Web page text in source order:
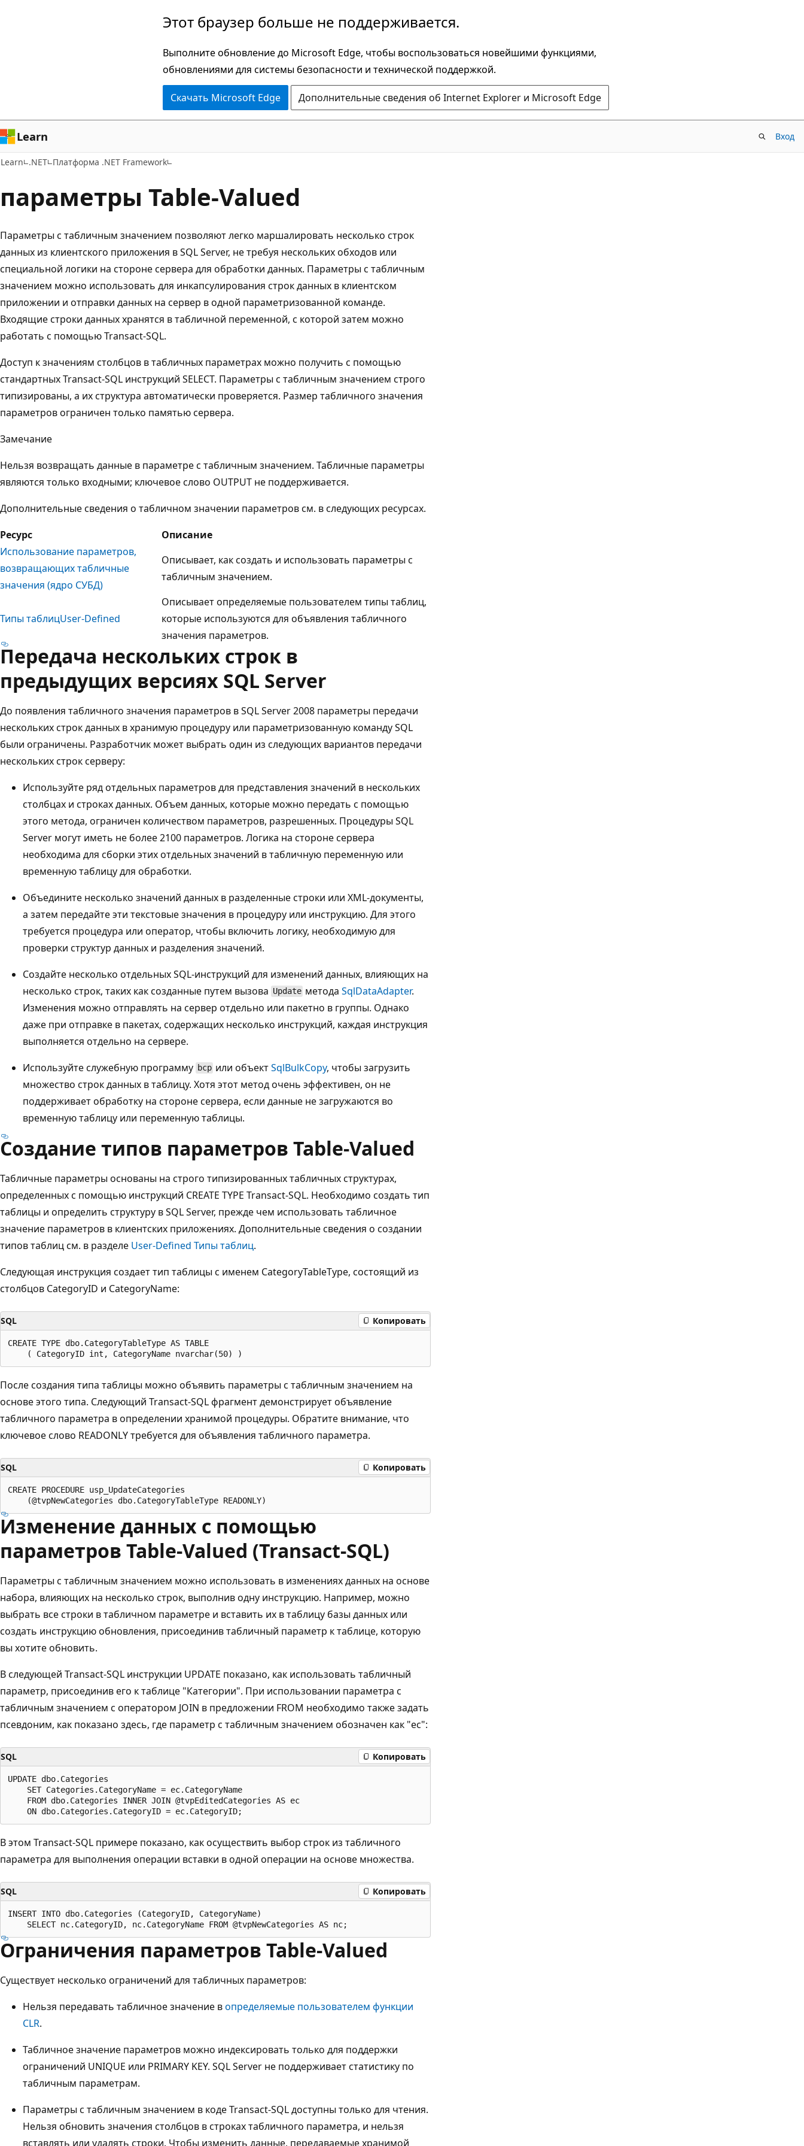
Этот браузер больше не поддерживается.
Выполните обновление до Microsoft Edge, чтобы воспользоваться новейшими функциями,
обновлениями для системы безопасности и технической поддержкой.
Скачать Microsoft Edge Дополнительные сведения об Internet Explorer и Microsoft Edge
Learn Вход
Learn .NET Платформа .NET Framework
параметры Table-Valued
Параметры с табличным значением позволяют легко маршалировать несколько строк
данных из клиентского приложения в SQL Server, не требуя нескольких обходов или
специальной логики на стороне сервера для обработки данных. Параметры с табличным
значением можно использовать для инкапсулирования строк данных в клиентском
приложении и отправки данных на сервер в одной параметризованной команде.
Входящие строки данных хранятся в табличной переменной, с которой затем можно
работать с помощью Transact-SQL.
Доступ к значениям столбцов в табличных параметрах можно получить с помощью
стандартных Transact-SQL инструкций SELECT. Параметры с табличным значением строго
типизированы, а их структура автоматически проверяется. Размер табличного значения
параметров ограничен только памятью сервера.
Замечание
Нельзя возвращать данные в параметре с табличным значением. Табличные параметры
являются только входными; ключевое слово OUTPUT не поддерживается.
Дополнительные сведения о табличном значении параметров см. в следующих ресурсах.
Ресурс
Описание
Использование параметров,
возвращающих табличные
значения (ядро СУБД)
Описывает, как создать и использовать параметры с
табличным значением.
Типы таблицUser-Defined
Описывает определяемые пользователем типы таблиц,
которые используются для объявления табличного
значения параметров.
Передача нескольких строк в
предыдущих версиях SQL Server
До появления табличного значения параметров в SQL Server 2008 параметры передачи
нескольких строк данных в хранимую процедуру или параметризованную команду SQL
были ограничены. Разработчик может выбрать один из следующих вариантов передачи
нескольких строк серверу:
Используйте ряд отдельных параметров для представления значений в нескольких
столбцах и строках данных. Объем данных, которые можно передать с помощью
этого метода, ограничен количеством параметров, разрешенных. Процедуры SQL
Server могут иметь не более 2100 параметров. Логика на стороне сервера
необходима для сборки этих отдельных значений в табличную переменную или
временную таблицу для обработки.
Объедините несколько значений данных в разделенные строки или XML-документы,
а затем передайте эти текстовые значения в процедуру или инструкцию. Для этого
требуется процедура или оператор, чтобы включить логику, необходимую для
проверки структур данных и разделения значений.
Создайте несколько отдельных SQL-инструкций для изменений данных, влияющих на
несколько строк, таких как созданные путем вызова Update методаSqlDataAdapter.
Изменения можно отправлять на сервер отдельно или пакетно в группы. Однако
даже при отправке в пакетах, содержащих несколько инструкций, каждая инструкция
выполняется отдельно на сервере.
Используйте служебную программу bcp или объектSqlBulkCopy, чтобы загрузить
множество строк данных в таблицу. Хотя этот метод очень эффективен, он не
поддерживает обработку на стороне сервера, если данные не загружаются во
временную таблицу или переменную таблицы.
Создание типов параметров Table-Valued
Табличные параметры основаны на строго типизированных табличных структурах,
определенных с помощью инструкций CREATE TYPE Transact-SQL. Необходимо создать тип
таблицы и определить структуру в SQL Server, прежде чем использовать табличное
значение параметров в клиентских приложениях. Дополнительные сведения о создании
типов таблиц см. в разделе User-Defined Типы таблиц.
Следующая инструкция создает тип таблицы с именем CategoryTableType, состоящий из
столбцов CategoryID и CategoryName:
SQL Копировать
CREATE TYPE dbo.CategoryTableType AS TABLE
После создания типа таблицы можно объявить параметры с табличным значением на
основе этого типа. Следующий Transact-SQL фрагмент демонстрирует объявление
табличного параметра в определении хранимой процедуры. Обратите внимание, что
ключевое слово READONLY требуется для объявления табличного параметра.
SQL Копировать
CREATE PROCEDURE usp_UpdateCategories
Изменение данных с помощью
параметров Table-Valued (Transact-SQL)
Параметры с табличным значением можно использовать в изменениях данных на основе
набора, влияющих на несколько строк, выполнив одну инструкцию. Например, можно
выбрать все строки в табличном параметре и вставить их в таблицу базы данных или
создать инструкцию обновления, присоединив табличный параметр к таблице, которую
вы хотите обновить.
В следующей Transact-SQL инструкции UPDATE показано, как использовать табличный
параметр, присоединив его к таблице "Категории". При использовании параметра с
табличным значением с оператором JOIN в предложении FROM необходимо также задать
псевдоним, как показано здесь, где параметр с табличным значением обозначен как "ec":
SQL Копировать
UPDATE dbo.Categories
    SET Categories.CategoryName = ec.CategoryName
    FROM dbo.Categories INNER JOIN @tvpEditedCategories AS ec
В этом Transact-SQL примере показано, как осуществить выбор строк из табличного
параметра для выполнения операции вставки в одной операции на основе множества.
SQL Копировать
INSERT INTO dbo.Categories (CategoryID, CategoryName)
Ограничения параметров Table-Valued
Существует несколько ограничений для табличных параметров:
Нельзя передавать табличное значение вопределяемые пользователем функции
CLR.
Табличное значение параметров можно индексировать только для поддержки
ограничений UNIQUE или PRIMARY KEY. SQL Server не поддерживает статистику по
табличным параметрам.
Параметры с табличным значением в коде Transact-SQL доступны только для чтения.
Нельзя обновить значения столбцов в строках табличного параметра, и нельзя
вставлять или удалять строки. Чтобы изменить данные, передаваемые хранимой